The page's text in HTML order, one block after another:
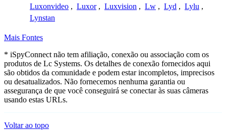
Luxonvideo , Luxor , Luxvision , Lw , Lyd , Lylu ,
Lynstan
Mais Fontes
* iSpyConnect não tem afiliação, conexão ou associação com os
produtos de Lc Systems. Os detalhes de conexão fornecidos aqui
são obtidos da comunidade e podem estar incompletos, imprecisos
ou desatualizados. Não fornecemos nenhuma garantia ou
assegurança de que você conseguirá se conectar às suas câmeras
usando estas URLs.
Voltar ao topo